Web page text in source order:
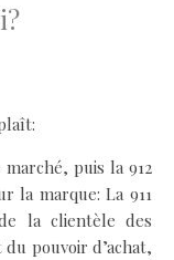
puis la 912
la marque: La 911
la clientèle des
pouvoir d’achat,